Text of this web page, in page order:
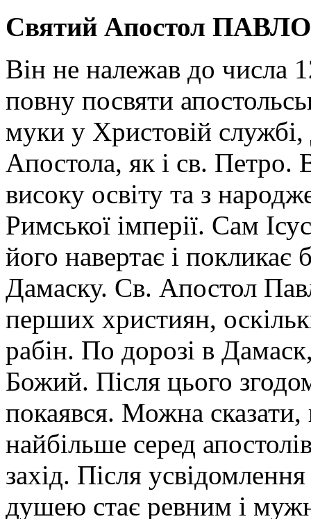
Святий Апостол ПАВЛО
Він не належав до числа
повну посвяти
муки у Христовій службі,
Апостола, як і св. Петро.
високу освіту та з
Римської імперії. Сам
його навертає і покликає
Дамаску. Св. Апостол
перших християн,
рабін. По дорозі в
Божий. Після цього
покаявся. Можна
найбільше серед
захід. Після
душею стає ревним і